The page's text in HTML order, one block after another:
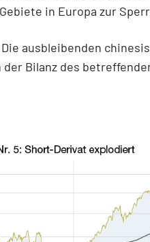
in Europa zur
ausbleibenden
Bilanz des